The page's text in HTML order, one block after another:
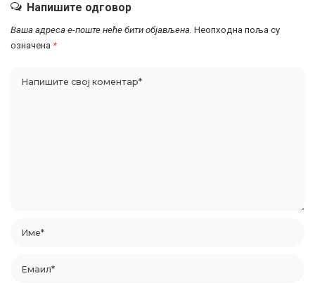
Напишите одговор
Ваша адреса е-поште неће бити објављена. Неопходна поља су
означена *